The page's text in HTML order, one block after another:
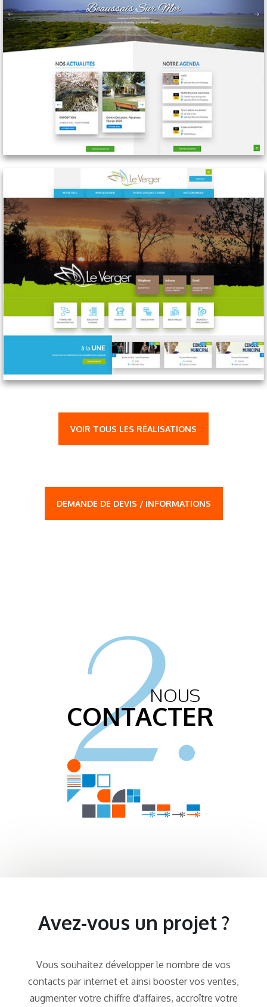
VOIR TOUS LES RÉALISATIONS
DEMANDE DE DEVIS / INFORMATIONS
2.
NOUS
CONTACTER
Avez-vous un projet ?
Vous souhaitez développer le nombre de vos
contacts par internet et ainsi booster vos ventes,
augmenter votre chiffre d'affaires, accroître votre